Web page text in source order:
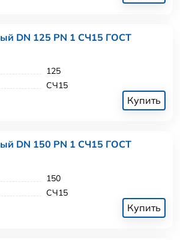
DN 125 PN 1 СЧ15 ГОСТ
125
СЧ15
Купить
DN 150 PN 1 СЧ15 ГОСТ
150
СЧ15
Купить